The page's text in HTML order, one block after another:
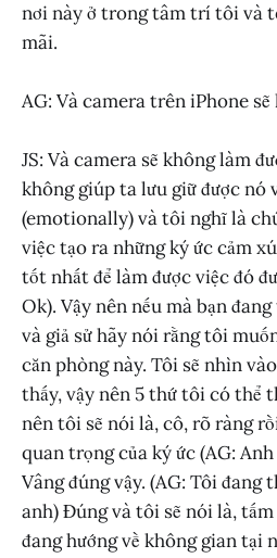
nơi này ở trong tâm trí tôi và
mãi.
AG: Và camera trên iPhone sẽ
JS: Và camera sẽ không làm
không giúp ta lưu giữ được nó
(emotionally) và tôi nghĩ là
việc tạo ra những ký ức cảm
tốt nhất để làm được việc đó
Ok). Vậy nên nếu mà bạn
và giả sử hãy nói rằng tôi
căn phòng này. Tôi sẽ nhìn
thấy, vậy nên 5 thứ tôi có thể
nên tôi sẽ nói là, cô, rõ ràng
quan trọng của ký ức (AG:
Vâng đúng vậy. (AG: Tôi đang
anh) Đúng và tôi sẽ nói là,
đang hướng về không gian tại